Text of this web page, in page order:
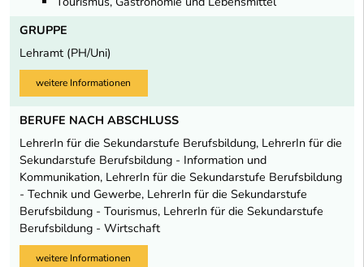
GRUPPE
Lehramt (PH/Uni)
weitere Informationen
BERUFE NACH ABSCHLUSS
LehrerIn für die Sekundarstufe Berufsbildung, LehrerIn für die
Sekundarstufe Berufsbildung - Information und
Kommunikation, LehrerIn für die Sekundarstufe Berufsbildung
- Technik und Gewerbe, LehrerIn für die Sekundarstufe
Berufsbildung - Tourismus, LehrerIn für die Sekundarstufe
Berufsbildung - Wirtschaft
weitere Informationen